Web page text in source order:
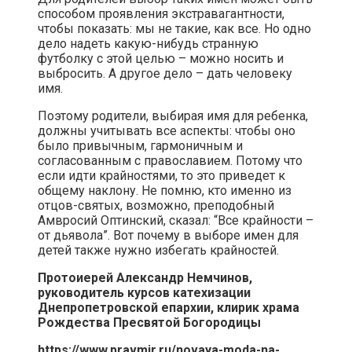
способом проявления экстравагантности,
чтобы показать: мы не такие, как все. Но одно
дело надеть какую-нибудь странную
футболку с этой целью – можно носить и
выбросить. А другое дело – дать человеку
имя.
Поэтому родители, выбирая имя для ребенка,
должны учитывать все аспекты: чтобы оно
было привычным, гармоничным и
согласованным с православием. Потому что
если идти крайностями, то это приведет к
общему наклону. Не помню, кто именно из
отцов-святых, возможно, преподобный
Амвросий Оптинский, сказал: “Все крайности –
от дьявола”. Вот почему в выборе имен для
детей также нужно избегать крайностей.
Протоиерей Александр Немчинов,
руководитель курсов катехизации
Днепропетровской епархии, клирик храма
Рождества Пресвятой Богородицы